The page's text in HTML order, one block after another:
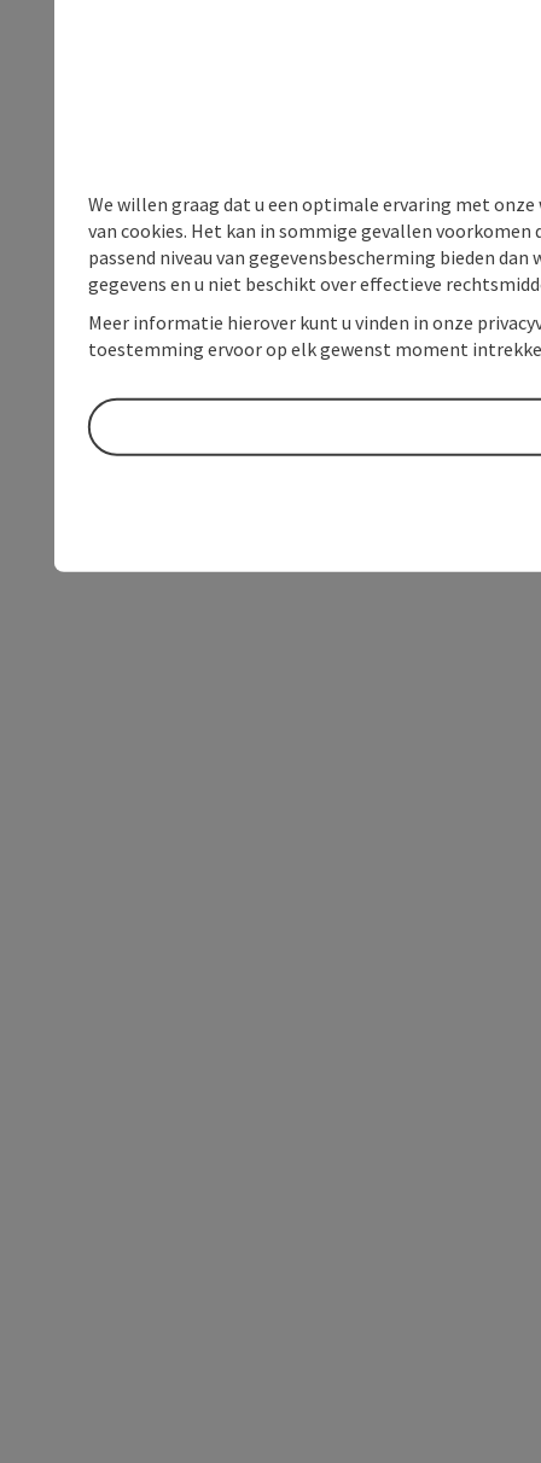
We willen graag dat u een optimale ervaring met
van cookies. Het kan in sommige gevallen voorkomen
passend niveau van gegevensbescherming bieden
gegevens en u niet beschikt over effectieve
Meer informatie hierover kunt u vinden in onze
toestemming ervoor op elk gewenst moment